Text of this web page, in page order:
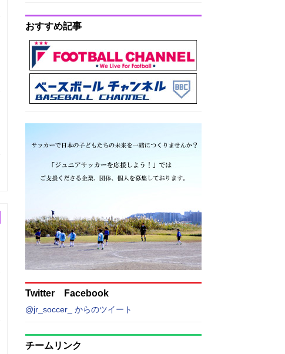
おすすめ記事
Twitter Facebook
@jr_soccer_ からのツイート
チームリンク